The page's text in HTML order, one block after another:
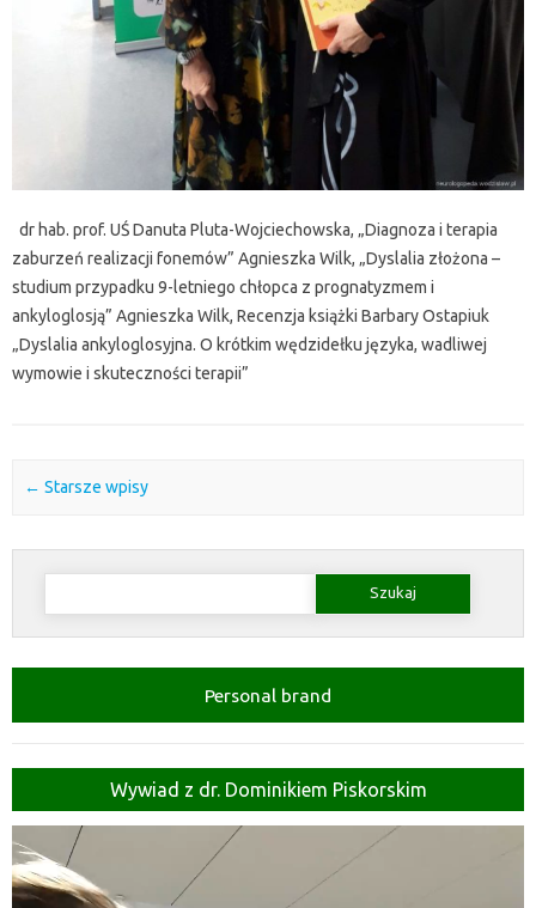
dr hab. prof. UŚ Danuta Pluta-Wojciechowska, „Diagnoza i terapia
zaburzeń realizacji fonemów” Agnieszka Wilk, „Dyslalia złożona –
studium przypadku 9-letniego chłopca z prognatyzmem i
ankyloglosją” Agnieszka Wilk, Recenzja książki Barbary Ostapiuk
„Dyslalia ankyloglosyjna. O krótkim wędzidełku języka, wadliwej
wymowie i skuteczności terapii”
Post navigation
← Starsze wpisy
Szukaj:
Personal brand
Wywiad z dr. Dominikiem Piskorskim
Odtwarzacz
video